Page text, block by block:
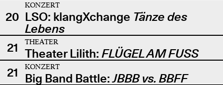
20
KONZERT
LSO: klangXchange Tänze des
Lebens
21
THEATER
Theater Lilith: FLÜGEL AM FUSS
21
KONZERT
Big Band Battle:JBBB vs. BBFF